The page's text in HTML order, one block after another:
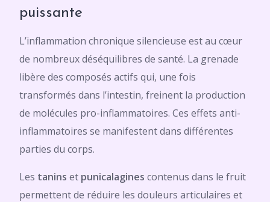
puissante
L’inflammation chronique silencieuse est au cœur
de nombreux déséquilibres de santé. La grenade
libère des composés actifs qui, une fois
transformés dans l’intestin, freinent la production
de molécules pro-inflammatoires. Ces effets anti-
inflammatoires se manifestent dans différentes
parties du corps.
Les tanins et punicalagines contenus dans le fruit
permettent de réduire les douleurs articulaires et